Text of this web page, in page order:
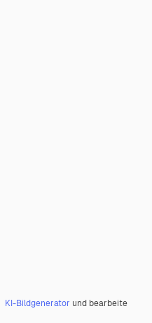
KI-Bildgenerator und bearbeite